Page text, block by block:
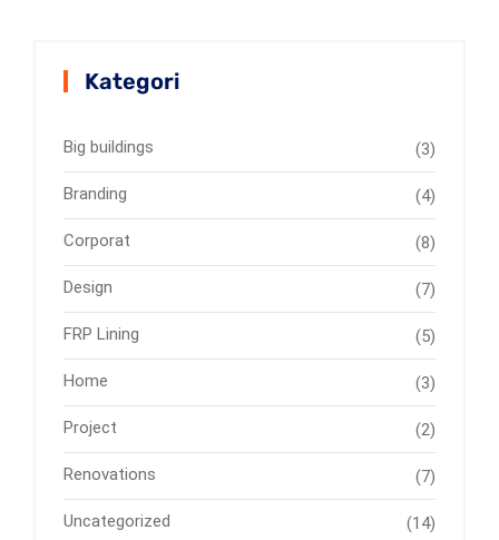
Kategori
Big buildings (3)
Branding (4)
Corporat (8)
Design (7)
FRP Lining (5)
Home (3)
Project (2)
Renovations (7)
Uncategorized (14)